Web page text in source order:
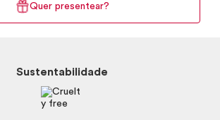
Quer presentear?
Sustentabilidade